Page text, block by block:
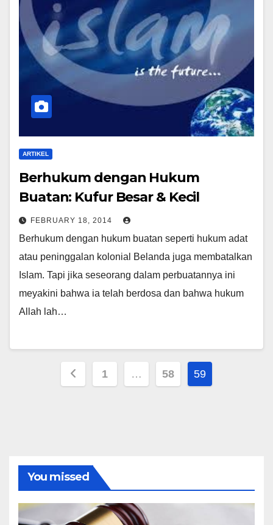
ARTIKEL
Berhukum dengan Hukum
Buatan: Kufur Besar & Kecil
FEBRUARY 18, 2014
Berhukum dengan hukum buatan seperti hukum adat
atau peninggalan kolonial Belanda juga membatalkan
Islam. Tapi jika seseorang dalam perbuatannya ini
meyakini bahwa ia telah berdosa dan bahwa hukum
Allah lah…
Posts
1 … 58 59
You missed